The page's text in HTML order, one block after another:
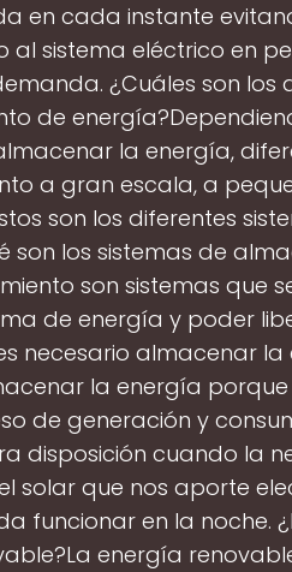
en cada instante
al sistema eléctrico en
¿Cuáles son los
de
la energía,
a gran escala, a
son los diferentes
son los sistemas de
son sistemas que
de energía y poder
necesario almacenar la
la energía
de generación y
disposición cuando la
solar que nos aporte
funcionar en la noche.
energía